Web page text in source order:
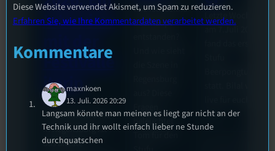
Interview
mit der
Festivalle
iterin
Die
Stummfilmwoche
in Regensburg ist
das älteste
Wie ist Techno
überhaupt
Fragen
beleuchtet
Letzte Woche
Ort!
Diese Website verwendet Akismet, um Spam zu reduzieren.
Erfahren Sie, wie Ihre Kommentardaten verarbeitet werden.
Kommentare
maxnkoen
13. Juli. 2026 20:29
Langsam könnte man meinen es liegt gar nicht an der
Technik und ihr wollt einfach lieber ne Stunde
durchquatschen